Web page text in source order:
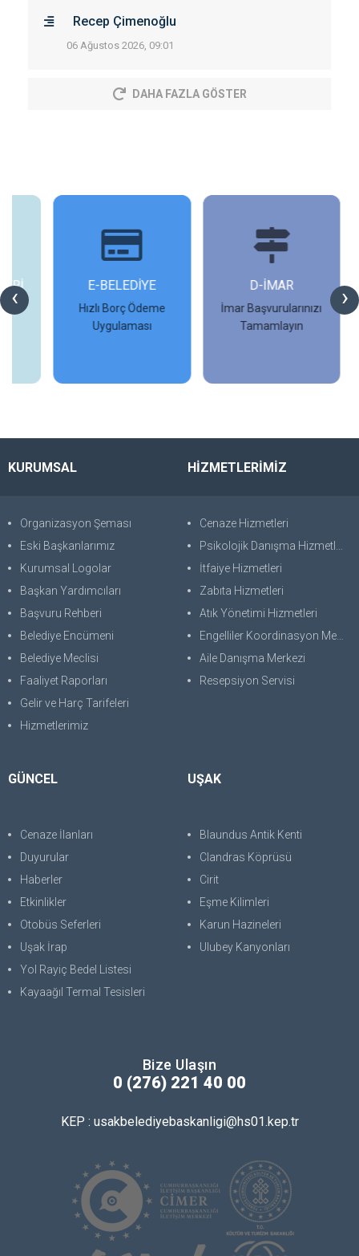
Recep Çimenoğlu
06 Ağustos 2026, 09:01
DAHA FAZLA GÖSTER
‹ ›
E-BELEDİYE
Hızlı Borç Ödeme
Uygulaması
D-İMAR
İmar Başvurularınızı
Tamamlayın
KURUMSAL
Organizasyon Şeması
Eski Başkanlarımız
Kurumsal Logolar
Başkan Yardımcıları
Başvuru Rehberi
Belediye Encümeni
Belediye Meclisi
Faaliyet Raporları
Gelir ve Harç Tarifeleri
Hizmetlerimiz
HİZMETLERİMİZ
Cenaze Hizmetleri
Psikolojik Danışma Hizmetleri
İtfaiye Hizmetleri
Zabıta Hizmetleri
Atık Yönetimi Hizmetleri
Engelliler Koordinasyon Merkezi
Aile Danışma Merkezi
Resepsiyon Servisi
GÜNCEL
Cenaze İlanları
Duyurular
Haberler
Etkinlikler
Otobüs Seferleri
Uşak İrap
Yol Rayiç Bedel Listesi
Kayaağıl Termal Tesisleri
UŞAK
Blaundus Antik Kenti
Clandras Köprüsü
Cirit
Eşme Kilimleri
Karun Hazineleri
Ulubey Kanyonları
Bize Ulaşın
0 (276) 221 40 00
KEP : usakbelediyebaskanligi@hs01.kep.tr